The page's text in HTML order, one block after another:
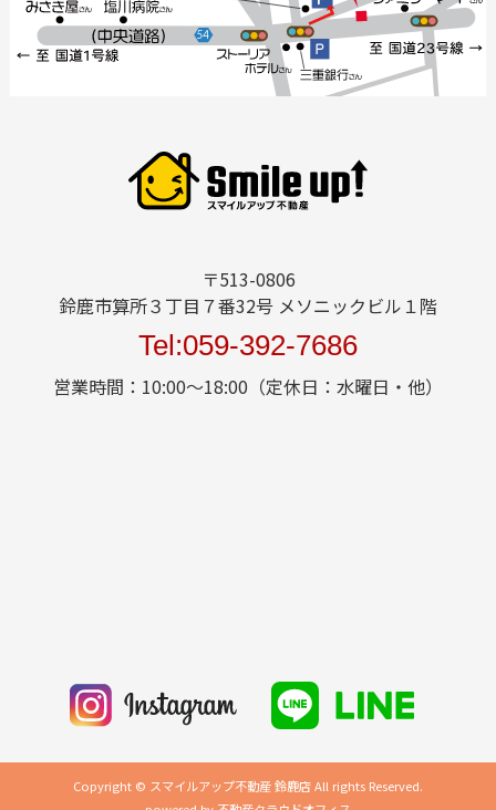
〒513-0806
鈴鹿市算所３丁目７番32号 メソニックビル１階
Tel:059-392-7686
営業時間：10:00～18:00（定休日：水曜日・他）
Copyright © スマイルアップ不動産 鈴鹿店 All rights Reserved.